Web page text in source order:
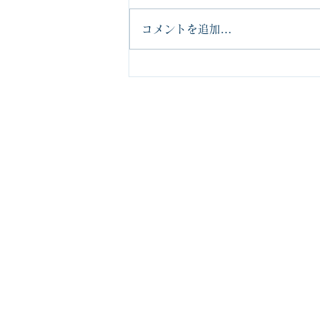
ます 三和設備株式会社 取締役
社長の森岡です さて、皆さま今
コメントを追加…